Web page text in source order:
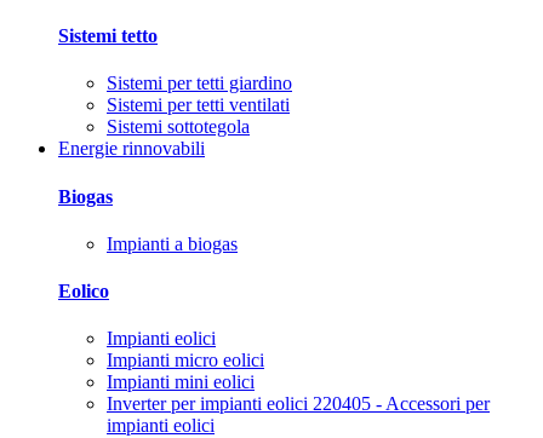
Sistemi tetto
Sistemi per tetti giardino
Sistemi per tetti ventilati
Sistemi sottotegola
Energie rinnovabili
Biogas
Impianti a biogas
Eolico
Impianti eolici
Impianti micro eolici
Impianti mini eolici
Inverter per impianti eolici 220405 - Accessori per
impianti eolici